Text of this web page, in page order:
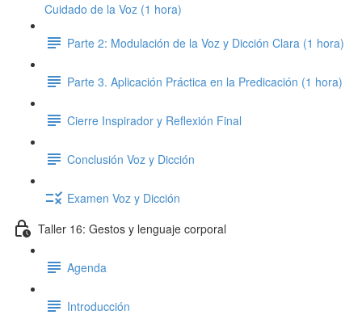
Cuidado de la Voz (1 hora)
Parte 2: Modulación de la Voz y Dicción Clara (1 hora)
Parte 3. Aplicación Práctica en la Predicación (1 hora)
Cierre Inspirador y Reflexión Final
Conclusión Voz y Dicción
Examen Voz y Dicción
Taller 16: Gestos y lenguaje corporal
Agenda
Introducción